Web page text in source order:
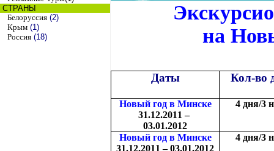
СТРАНЫ
Белоруссия (2)
Крым (1)
Россия (18)
на
Даты Кол-во
Новый год в Минске
31.12.2011 –
03.01.2012
4 дня/3
Новый год в Минске
31.12.2011 – 03.01.2012
4 дня/3